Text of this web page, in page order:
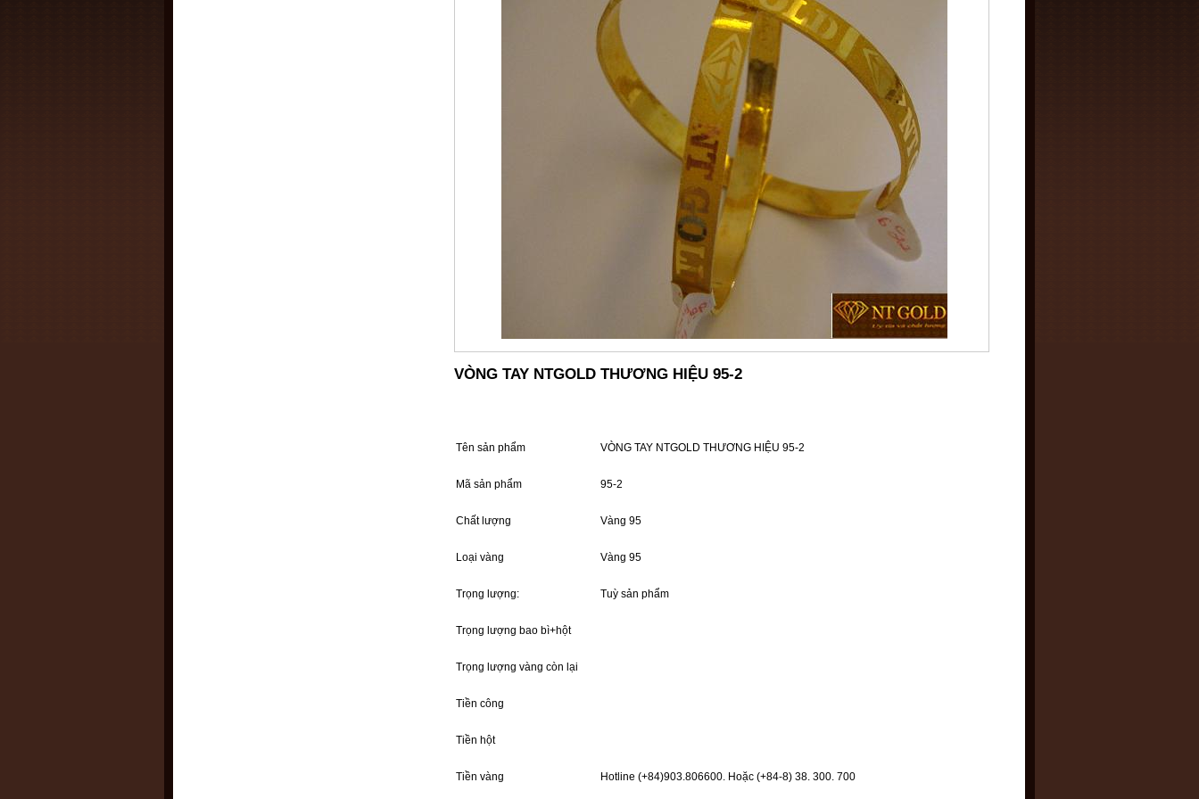
VÒNG TAY NTGOLD THƯƠNG HIỆU 95-2
Tên sản phẩm VÒNG TAY NTGOLD THƯƠNG HIỆU 95-2
Mã sản phẩm 95-2
Chất lượng Vàng 95
Loại vàng Vàng 95
Trọng lượng: Tuỳ sản phẩm
Trọng lượng bao bì+hột
Trọng lượng vàng còn lại
Tiền công
Tiền hột
Tiền vàng Hotline (+84)903.806600. Hoặc (+84-8) 38. 300. 700